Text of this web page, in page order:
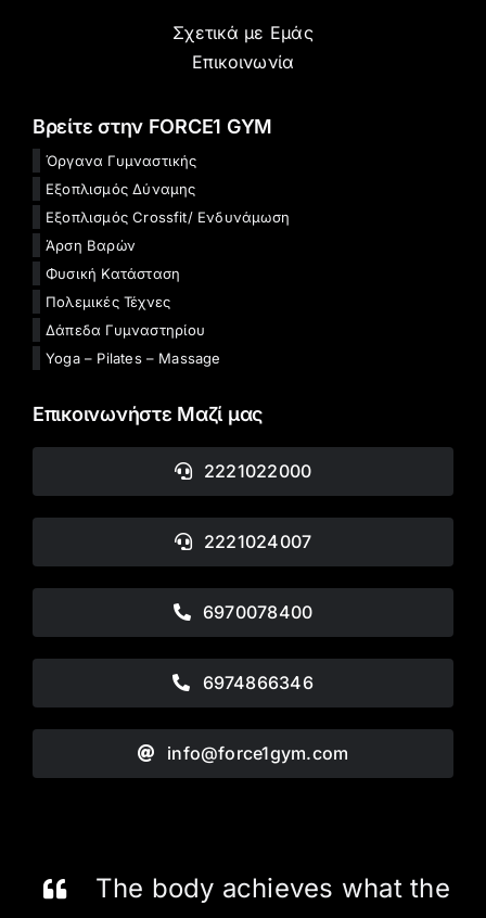
Σχετικά με Εμάς
Επικοινωνία
Βρείτε στην FORCE1 GYM
Όργανα Γυμναστικής
Εξοπλισμός Δύναμης
Εξοπλισμός Crossfit/ Ενδυνάμωση
Άρση Βαρών
Φυσική Κατάσταση
Πολεμικές Τέχνες
Δάπεδα Γυμναστηρίου
Yoga – Pilates – Massage
Επικοινωνήστε Μαζί μας
2221022000
2221024007
6970078400
6974866346
info@force1gym.com
The body achieves what the